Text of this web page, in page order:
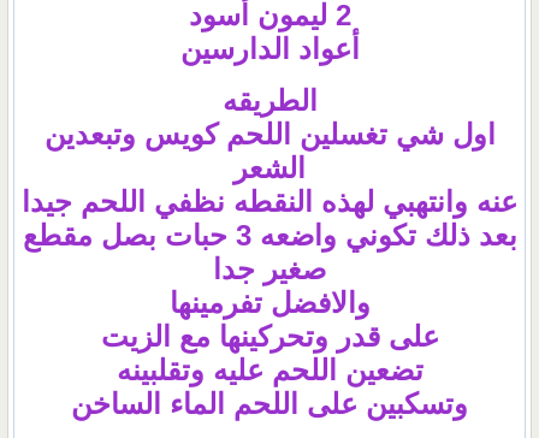
2 ليمون أسود
أعواد الدارسين
الطريقه
اول شي تغسلين اللحم كويس وتبعدين
الشعر
عنه وانتهبي لهذه النقطه نظفي اللحم جيدا
بعد ذلك تكوني واضعه 3 حبات بصل مقطع
صغير جدا
والافضل تفرمينها
على قدر وتحركينها مع الزيت
تضعين اللحم عليه وتقلبينه
وتسكبين على اللحم الماء الساخن